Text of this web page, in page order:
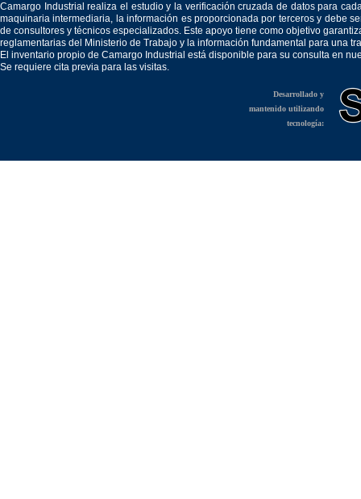
Camargo Industrial realiza el estudio y la verificación cruzada de datos para
maquinaria intermediaria, la información es proporcionada por terceros y debe
de consultores y técnicos especializados. Este apoyo tiene como objetivo
reglamentarias del Ministerio de Trabajo y la información fundamental para una
El inventario propio de Camargo Industrial está disponible para su consulta en
Se requiere cita previa para las visitas.
Desarrollado y
mantenido utilizando
tecnología: